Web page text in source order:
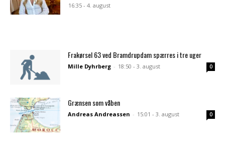
16:35 - 4. august
Frakørsel 63 ved Bramdrupdam spærres i tre uger
Mille Dyhrberg - 18:50 - 3. august 0
Grænsen som våben
Andreas Andreassen - 15:01 - 3. august 0